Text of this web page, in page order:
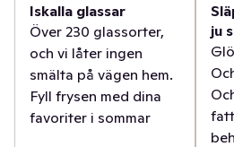
Iskalla glassar
Över 230 glassorter,
och vi låter ingen
smälta på vägen hem.
Fyll frysen med dina
favoriter i sommar
ju